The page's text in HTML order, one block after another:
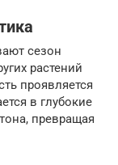
сезон
растений
проявляется
в глубокие
превращая